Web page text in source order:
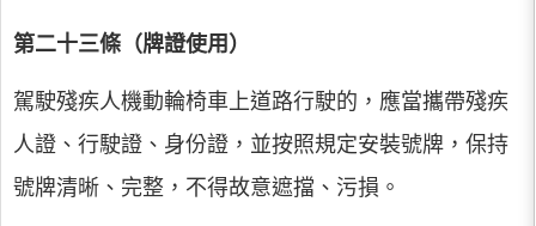
第二十三條（牌證使用）
駕駛殘疾人機動輪椅車上道路行駛的，應當攜帶殘疾
人證、行駛證、身份證，並按照規定安裝號牌，保持
號牌清晰、完整，不得故意遮擋、污損。